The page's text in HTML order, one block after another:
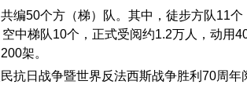
编50个方（梯）队。其中，徒步方队11
中梯队10个，正式受阅约1.2万人，动用
架。
抗日战争暨世界反法西斯战争胜利70周年